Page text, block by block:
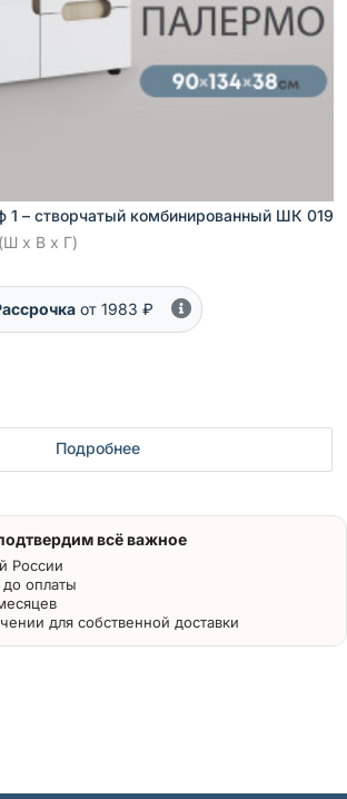
– створчатый комбинированный ШК 019
x В x Г)
от 1983 ₽
Подробнее
всё важное
России
оплаты
для собственной доставки